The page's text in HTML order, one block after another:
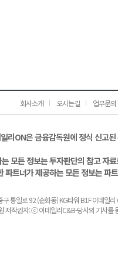
회사소개 오시는길 업무문의
리ON은 금융감독원에 정식 신고
모든 정보는 투자판단의 참고 자
파트너가 제공하는 모든 정보는 파
구 통일로 92 (순화동) KG타워 B1F 이데일
저작권자: ⓒ 이데일리C&B-당사의 기사를